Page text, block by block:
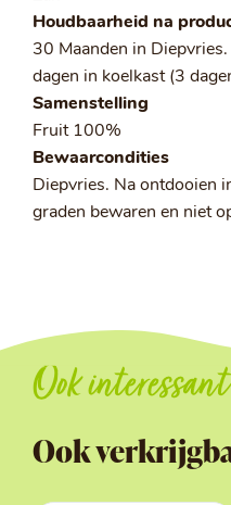
Houdbaarheid na
30 Maanden in
dagen in koelkast (3
Samenstelling
Fruit 100%
Bewaarcondities
Diepvries. Na ontdooien
graden bewaren en niet
Ook interessant
Ook